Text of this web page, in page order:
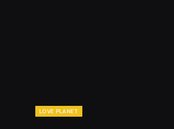
LOVE PLANET